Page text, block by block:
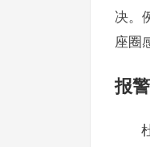
决。
座圈
报